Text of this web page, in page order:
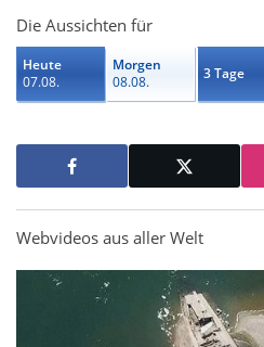
Die Aussichten für
Heute
07.08.
Morgen
08.08.
3 Tage
Webvideos aus aller Welt